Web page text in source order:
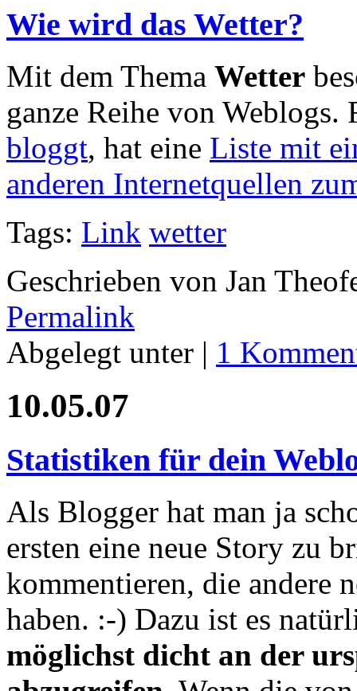
Wie wird das Wetter?
Mit dem Thema Wetter
ganze Reihe von Weblogs.
bloggt, hat eine Liste mit
anderen Internetquellen
Tags: Link wetter
Geschrieben von Jan
Permalink
Abgelegt unter | 1
10.05.07
Statistiken für dein
Als Blogger hat man ja
ersten eine neue Story zu
kommentieren, die andere
haben. :-) Dazu ist es
möglichst dicht an der